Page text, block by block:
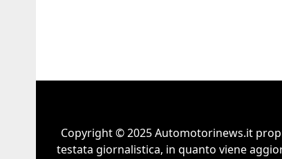
Copyright © 2025 Automotorinews.it
testata giornalistica, in quanto viene